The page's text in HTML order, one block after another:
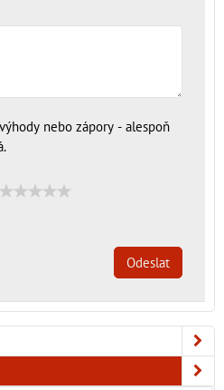
nebo zápory - alespoň
Odeslat